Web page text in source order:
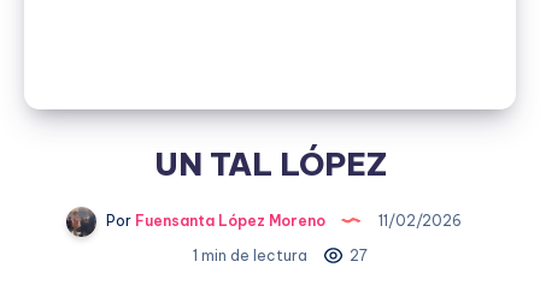
UN TAL LÓPEZ
Por Fuensanta López Moreno
11/02/2026
1 min de lectura
27